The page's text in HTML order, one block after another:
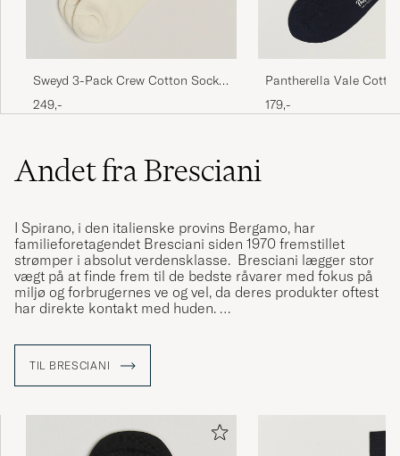
Sweyd 3-Pack Crew Cotton Socks
White
249,-
Pantherella Vale
Navy
179,-
Andet fra Bresciani
I Spirano, i den italienske provins Bergamo, har
familieforetagendet Bresciani siden 1970 fremstillet
strømper i absolut verdensklasse. Bresciani lægger stor
vægt på at finde frem til de bedste råvarer med fokus på
miljø og forbrugernes ve og vel, da deres produkter oftest
har direkte kontakt med huden.
Firmaet er OEKO-TEX®-certificeret og de varetager selv
og have kontrol over produktionen. Produkterne er bl.a.
fremstillet i eksklusive kvaliteter i egyptisk bomuld,
TIL BRESCIANI